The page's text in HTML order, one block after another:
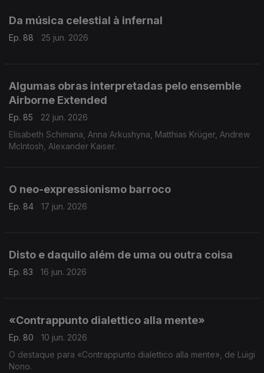
Da música celestial à infernal
Ep. 88 25 jun. 2026
Algumas obras interpretadas pelo ensemble
Airborne Extended
Ep. 85
22 jun. 2026
Elisabeth Schimana, Anna Arkushyna, Matthias Krüger, Andrew
McIntosh, Alexander Kaiser.
O neo-expressionismo barroco
Ep. 84 17 jun. 2026
Disto e daquilo além de uma ou outra coisa
Ep. 83 16 jun. 2026
«Contrappunto dialettico alla mente»
Ep. 80
10 jun. 2026
O destaque para «Contrappunto dialettico alla mente», de Luigi
Nono.